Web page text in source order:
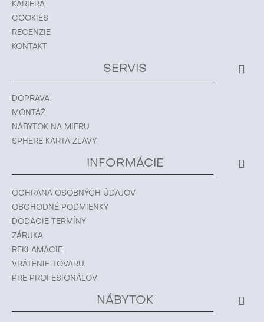
KARIÉRA
COOKIES
RECENZIE
KONTAKT
SERVIS
DOPRAVA
MONTÁŽ
NÁBYTOK NA MIERU
SPHERE KARTA ZĽAVY
INFORMÁCIE
OCHRANA OSOBNÝCH ÚDAJOV
OBCHODNÉ PODMIENKY
DODACIE TERMÍNY
ZÁRUKA
REKLAMÁCIE
VRÁTENIE TOVARU
PRE PROFESIONÁLOV
NÁBYTOK